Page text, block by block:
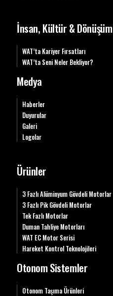
İnsan, Kültür & Dönüşüm
WAT’ta Kariyer Fırsatları
WAT’ta Seni Neler Bekliyor?
Medya
Haberler
Duyurular
Galeri
Logolar
Ürünler
3 Fazlı Alüminyum Gövdeli Motorlar
3 Fazlı Pik Gövdeli Motorlar
Tek Fazlı Motorlar
Duman Tahliye Motorları
WAT EC Motor Serisi
Hareket Kontrol Teknolojileri
Otonom Sistemler
Otonom Taşıma Ürünleri